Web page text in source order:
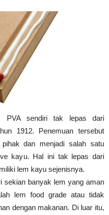
PVA sendiri tak lepas dari
1912. Penemuan tersebut
pihak dan menjadi salah satu
kayu. Hal ini tak lepas dari
lem kayu sejenisnya.
sekian banyak lem yang aman
lem food grade atau tidak
dengan makanan. Di luar itu,